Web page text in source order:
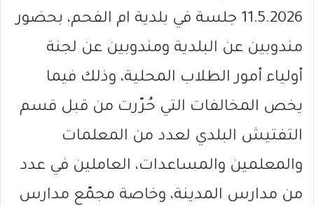
11.5.2026 جلسة في بلدية ام الفحم، بحضور
مندوبين عن البلدية ومندوبين عن لجنة
أولياء أمور الطلاب المحلية، وذلك فيما
يخص المخالفات التي حُرّرت من قبل قسم
التفتيش البلدي لعدد من المعلمات
والمعلمين والمساعدات، العاملين في عدد
من مدارس المدينة، وخاصة مجمّع مدارس